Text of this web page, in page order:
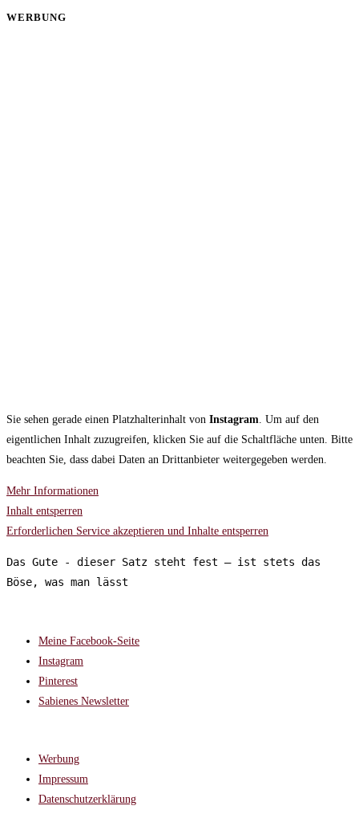
WERBUNG
Sie sehen gerade einen Platzhalterinhalt von Instagram. Um auf den
eigentlichen Inhalt zuzugreifen, klicken Sie auf die Schaltfläche unten. Bitte
beachten Sie, dass dabei Daten an Drittanbieter weitergegeben werden.
Mehr Informationen
Inhalt entsperren
Erforderlichen Service akzeptieren und Inhalte entsperren
Das Gute - dieser Satz steht fest – ist stets das
Böse, was man lässt
Meine Facebook-Seite
Instagram
Pinterest
Sabienes Newsletter
Werbung
Impressum
Datenschutzerklärung